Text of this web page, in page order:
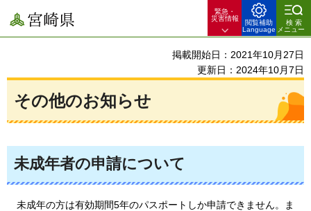
宮崎県
緊急・
災害情報
閲覧補助
Language
検索
メニュー
掲載開始日：2021年10月27日
更新日：2024年10月7日
その他のお知らせ
未成年者の申請について
未成年の方は有効期間5年のパスポートしか申請できません。ま